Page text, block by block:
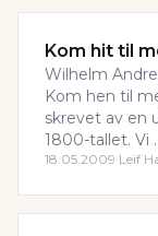
Kom hit til
Wilhelm
Kom hen til
skrevet av en
1800-tallet. Vi ..
18.05.2009·Leif